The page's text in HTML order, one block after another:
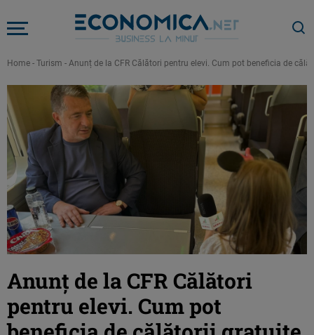
Home - Turism - Anunț de la CFR Călători pentru elevi. Cum pot beneficia de
Anunț de la CFR Călători
pentru elevi. Cum pot